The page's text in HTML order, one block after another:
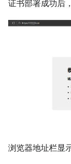
证书部署成功后
浏览器地址栏显